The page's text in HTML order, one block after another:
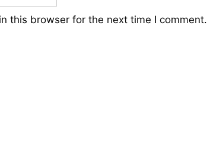
this browser for the next time I comment.